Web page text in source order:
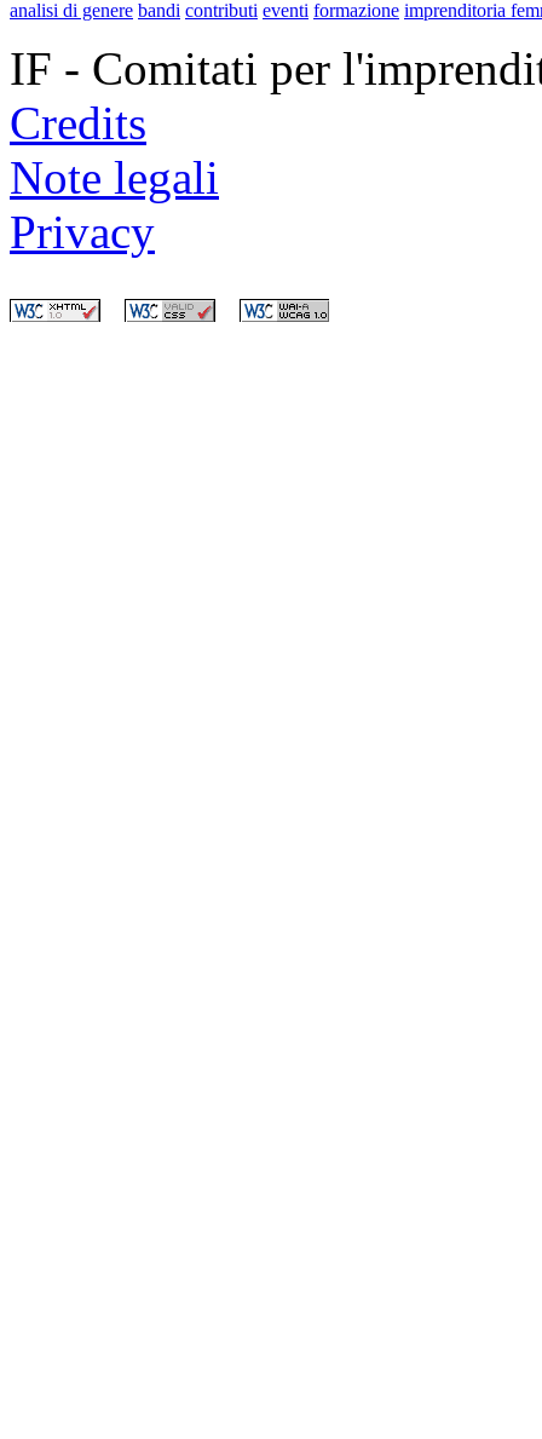
analisi di genere bandi contributi eventi formazione imprenditoria
IF - Comitati per
Credits
Note legali
Privacy